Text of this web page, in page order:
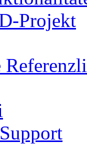
Projekt